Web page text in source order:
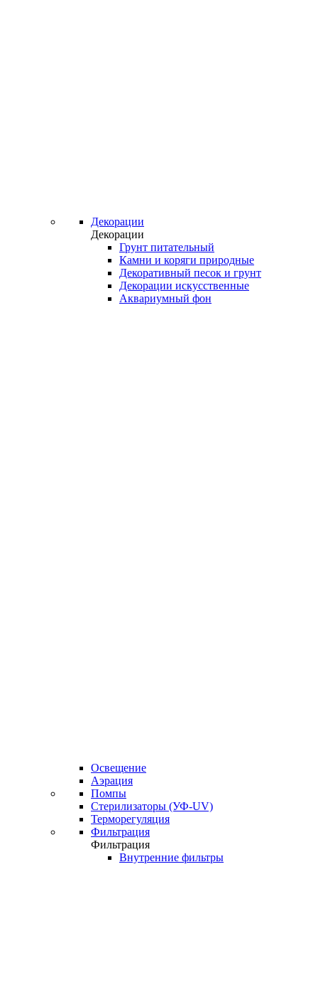
Декорации
Декорации
Грунт питательный
Камни и коряги природные
Декоративный песок и грунт
Декорации искусственные
Аквариумный фон
Освещение
Аэрация
Помпы
Стерилизаторы (УФ-UV)
Терморегуляция
Фильтрация
Фильтрация
Внутренние фильтры